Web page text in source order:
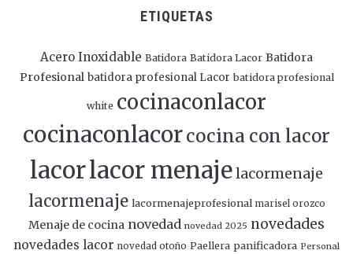
ETIQUETAS
Acero Inoxidable Batidora Batidora Lacor Batidora
Profesional batidora profesional Lacor batidora profesional
white cocinaconlacor
cocinaconlacorcocina con lacor
lacorlacor menajelacormenaje
lacormenaje lacormenajeprofesional marisel orozco
Menaje de cocina novedad novedad 2025 novedades
novedades lacor novedad otoño Paellera panificadora Personal